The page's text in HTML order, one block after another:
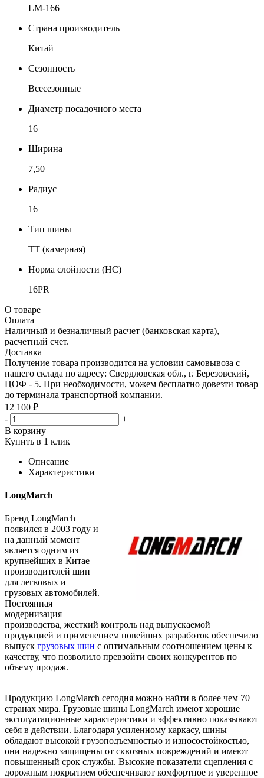
LM-166
Страна производитель
Китай
Сезонность
Всесезонные
Диаметр посадочного места
16
Ширина
7,50
Радиус
16
Тип шины
TT (камерная)
Норма слойности (НС)
16PR
О товаре
Оплата
Наличный и безналичный расчет (банковская карта),
расчетный счет.
Доставка
Получение товара производится на условии самовывоза с
нашего склада по адресу: Свердловская обл., г. Березовский,
ЦОФ - 5. При необходимости, можем бесплатно довезти товар
до терминала транспортной компании.
12 100 ₽
-
+
В корзину
Купить в 1 клик
Описание
Характеристики
LongMarch
Бренд LongMarch
появился в 2003 году и
на данный момент
является одним из
крупнейших в Китае
производителей шин
для легковых и
грузовых автомобилей.
Постоянная
модернизация
производства, жесткий контроль над выпускаемой
продукцией и применением новейших разработок обеспечило
выпуск грузовых шин с оптимальным соотношением цены к
качеству, что позволило превзойти своих конкурентов по
объему продаж.
Продукцию LongMarch сегодня можно найти в более чем 70
странах мира. Грузовые шины LongMarch имеют хорошие
эксплуатационные характеристики и эффективно показывают
себя в действии. Благодаря усиленному каркасу, шины
обладают высокой грузоподъемностью и износостойкостью,
они надежно защищены от сквозных повреждений и имеют
повышенный срок службы. Высокие показатели сцепления с
дорожным покрытием обеспечивают комфортное и уверенное